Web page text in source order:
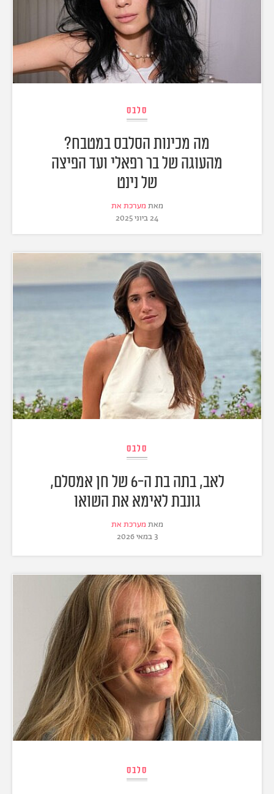
סלבס
מה מכינות הסלבס במטבח?
מהעוגה של בר רפאלי ועד הפיצה
של נינט
מאת מערכת את
24 ביוני 2025
סלבס
לאב, בתה בת ה-6 של חן אמסלם,
גונבת לאימא את השואו
מאת מערכת את
3 במאי 2026
סלבס